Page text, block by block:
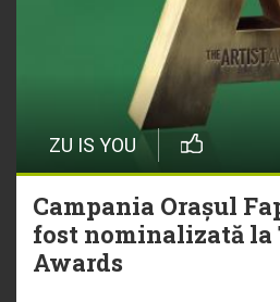
ZU IS YOU
Campania Orașul
fost nominalizată la
Awards